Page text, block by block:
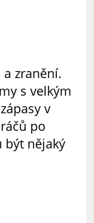
zranění.
s velkým
v
po
být nějaký